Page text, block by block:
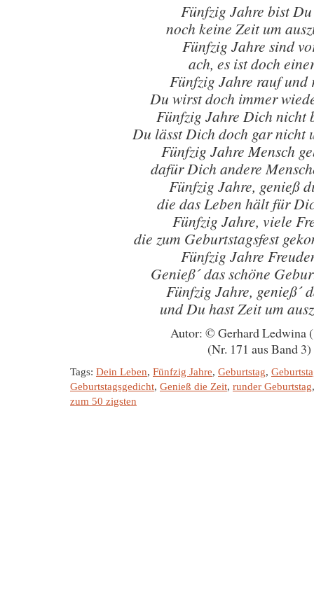
Fünfzig Jahre bist
noch keine Zeit um
Fünfzig Jahre sind
ach, es ist doch
Fünfzig Jahre rauf und
Du wirst doch immer
Fünfzig Jahre Dich nicht
Du lässt Dich doch gar nicht
Fünfzig Jahre Mensch
dafür Dich andere
Fünfzig Jahre, genieß
die das Leben hält für
Fünfzig Jahre, viele
die zum Geburtstagsfest
Fünfzig Jahre
Genieß´ das schöne
Fünfzig Jahre, genieß´
und Du hast Zeit um
Autor: © Gerhard Ledwina
(Nr. 171 aus Band 3)
Tags: Dein Leben, Fünfzig Jahre, Geburtstag,
Geburtstagsgedicht, Genieß die Zeit, runder Geburtstag
zum 50 zigsten